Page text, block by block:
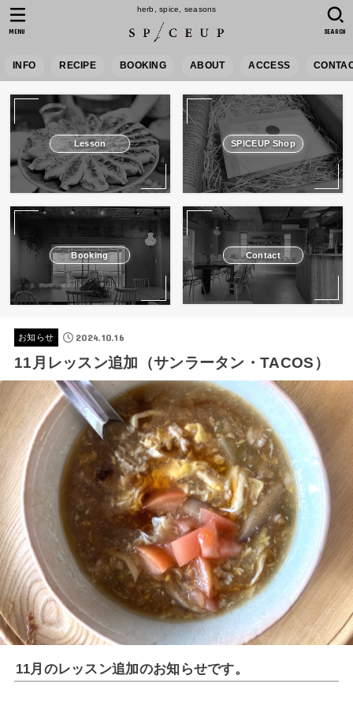
herb, spice, seasons
INFO RECIPE BOOKING ABOUT ACCESS
SEARCH
MENU
Lesson SPICEUP Shop
Booking Contact
お知らせ 2024.10.16
11月レッスン追加（サンラータン・TACOS）
11月のレッスン追加のお知らせです。